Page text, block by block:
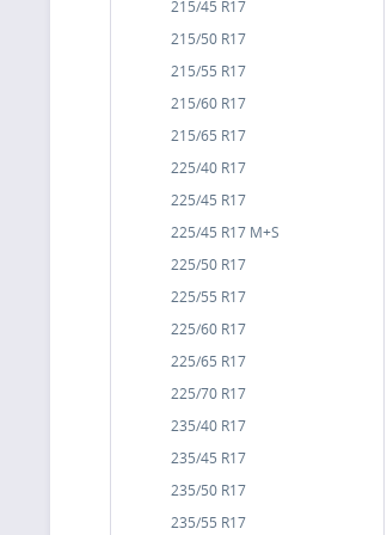
215/45 R17
215/50 R17
215/55 R17
215/60 R17
215/65 R17
225/40 R17
225/45 R17
225/45 R17 M+S
225/50 R17
225/55 R17
225/60 R17
225/65 R17
225/70 R17
235/40 R17
235/45 R17
235/50 R17
235/55 R17